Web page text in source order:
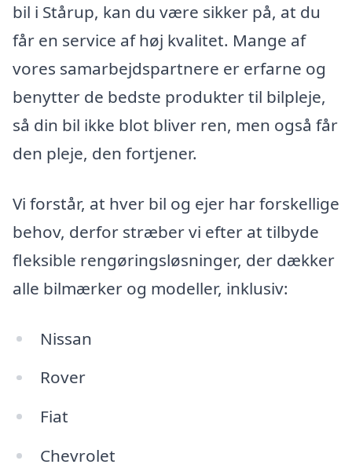
bil i Stårup, kan du være sikker på, at du
får en service af høj kvalitet. Mange af
vores samarbejdspartnere er erfarne og
benytter de bedste produkter til bilpleje,
så din bil ikke blot bliver ren, men også får
den pleje, den fortjener.
Vi forstår, at hver bil og ejer har forskellige
behov, derfor stræber vi efter at tilbyde
fleksible rengøringsløsninger, der dækker
alle bilmærker og modeller, inklusiv:
Nissan
Rover
Fiat
Chevrolet